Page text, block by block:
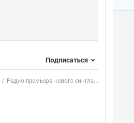
Подписаться
Радио-премьера нового сингла...